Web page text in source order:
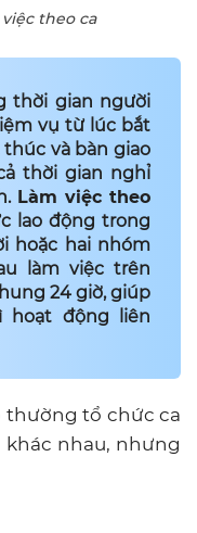
theo ca
thời gian người
vụ từ lúc bắt
và bàn giao
thời gian nghỉ
Làm việc theo
lao động trong
hoặc hai nhóm
làm việc trên
24 giờ, giúp
hoạt động liên
tổ chức ca
nhau, nhưng